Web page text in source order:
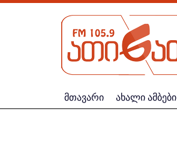
მთავარი ახალი ამბები